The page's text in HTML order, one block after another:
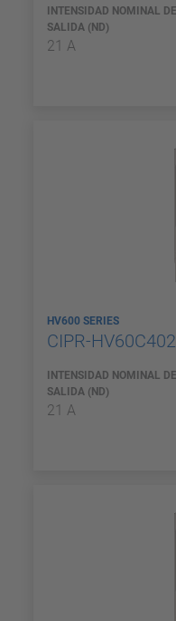
INTENSIDAD NOMINAL DE
SALIDA (ND)
21 A
HV600 SERIES
CIPR-
INTENSIDAD NOMINAL DE
SALIDA (ND)
21 A